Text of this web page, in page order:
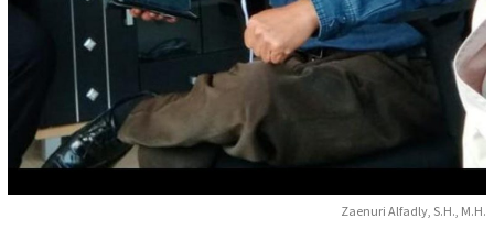
Zaenuri Alfadly, S.H., M.H.